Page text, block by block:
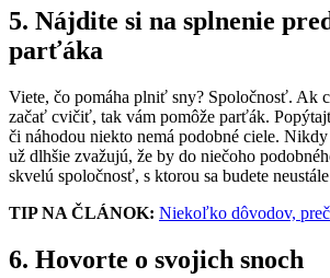
5. Nájdite si na splnenie
parťáka
Viete, čo pomáha plniť sny? Spoločnosť. Ak
začať cvičiť, tak vám pomôže parťák.
či náhodou niekto nemá podobné ciele.
už dlhšie zvažujú, že by do niečoho
skvelú spoločnosť, s ktorou sa budete
TIP NA ČLÁNOK: Niekoľko dôvodov,
6. Hovorte o svojich snoch